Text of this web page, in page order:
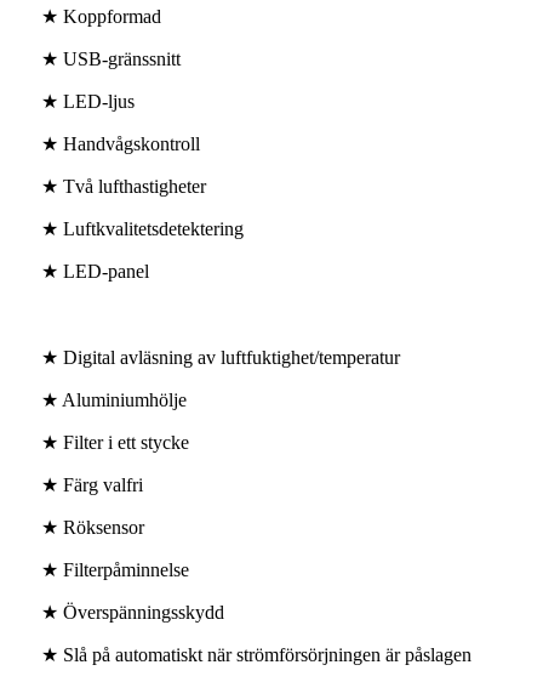
★ Koppformad
★ USB-gränssnitt
★ LED-ljus
★ Handvågskontroll
★ Två lufthastigheter
★ Luftkvalitetsdetektering
★ LED-panel
★ Digital avläsning av luftfuktighet/temperatur
★ Aluminiumhölje
★ Filter i ett stycke
★ Färg valfri
★ Röksensor
★ Filterpåminnelse
★ Överspänningsskydd
★ Slå på automatiskt när strömförsörjningen är påslagen